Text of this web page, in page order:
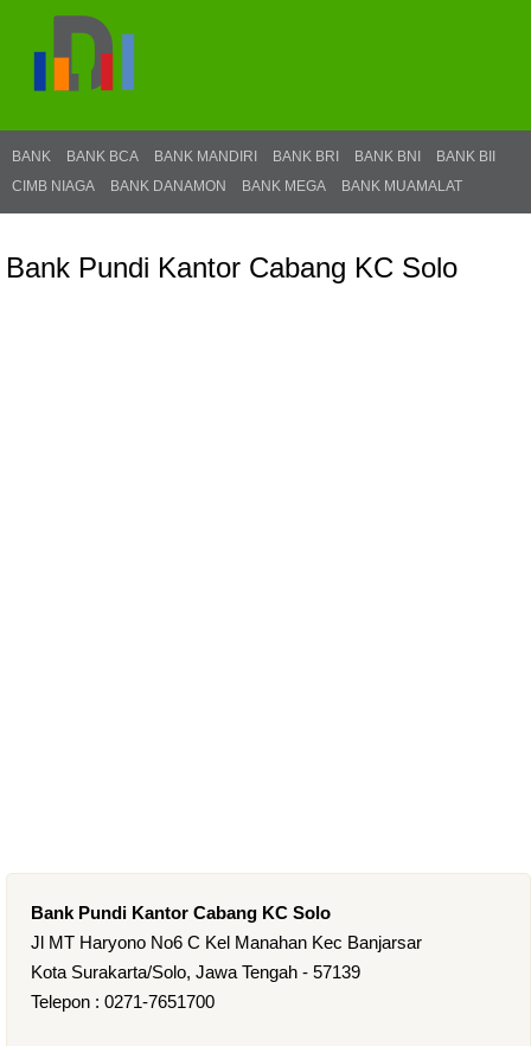
BANK BANK BCA BANK MANDIRI BANK BRI BANK BNI
BANK BII
CIMB NIAGA
BANK DANAMON BANK MEGA BANK MUAMALAT
Bank Pundi Kantor Cabang KC Solo
Bank Pundi Kantor Cabang KC Solo
Jl MT Haryono No6 C Kel Manahan Kec Banjarsar
Kota Surakarta/Solo, Jawa Tengah - 57139
Telepon : 0271-7651700